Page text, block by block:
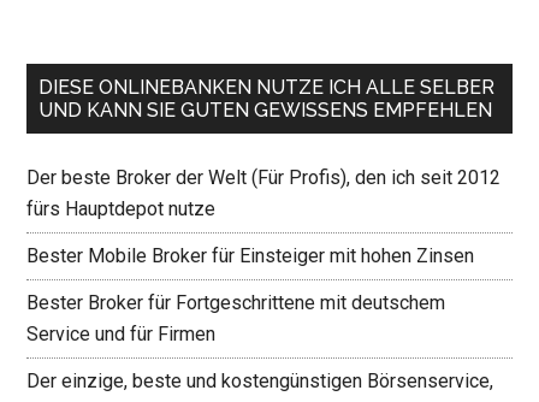
DIESE ONLINEBANKEN NUTZE ICH ALLE SELBER
UND KANN SIE GUTEN GEWISSENS EMPFEHLEN
Der beste Broker der Welt (Für Profis), den ich seit 2012
fürs Hauptdepot nutze
Bester Mobile Broker für Einsteiger mit hohen Zinsen
Bester Broker für Fortgeschrittene mit deutschem
Service und für Firmen
Der einzige, beste und kostengünstigen Börsenservice,